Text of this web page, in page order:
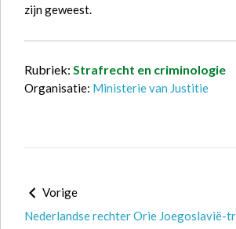
zijn geweest.
Rubriek: Strafrecht en criminologie
Organisatie: Ministerie van Justitie
Vorige
Nederlandse rechter Orie Joegoslavië-